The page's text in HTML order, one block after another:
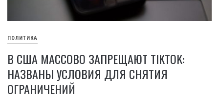
ПОЛИТИКА
В США МАССОВО ЗАПРЕЩАЮТ TIKTOK:
НАЗВАНЫ УСЛОВИЯ ДЛЯ СНЯТИЯ
ОГРАНИЧЕНИЙ